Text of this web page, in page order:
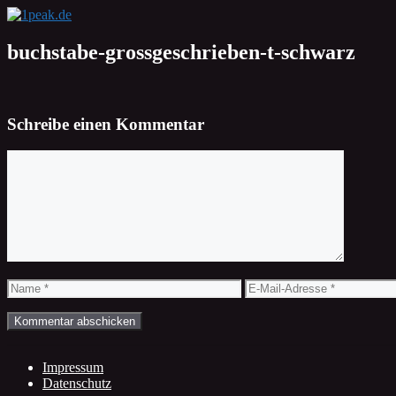
Zum
springen
buchstabe-grossgeschrieben-t-schwarz
Schreibe einen Kommentar
Name
E-
Mail-
Impressum
Datenschutz